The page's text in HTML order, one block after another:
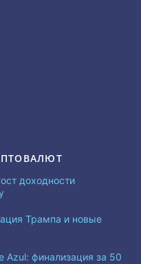
доходности
Трампа и новые
Azul: финализация за 50